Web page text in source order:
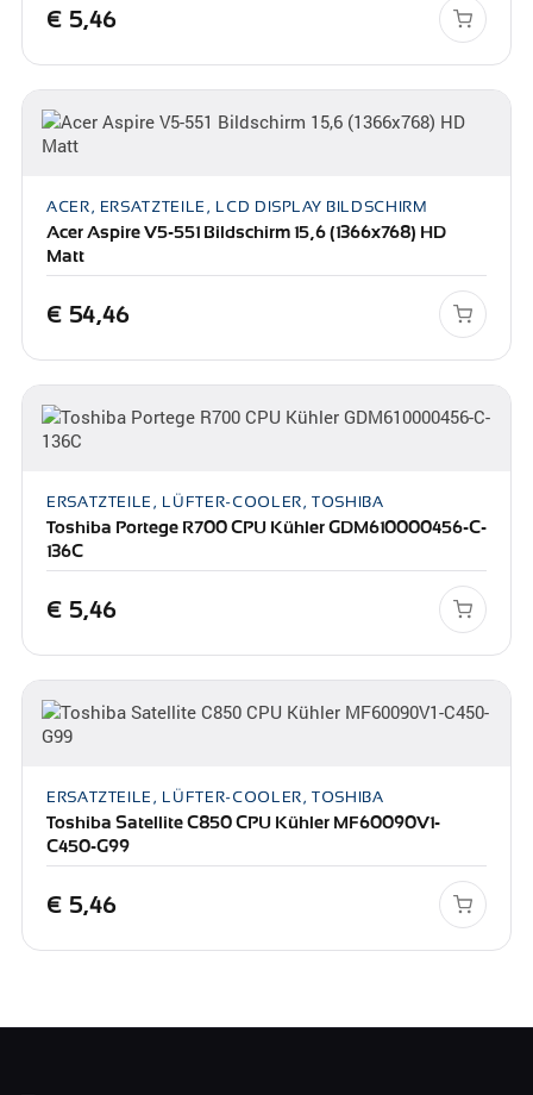
€ 5,46
ACER, ERSATZTEILE, LCD DISPLAY BILDSCHIRM
Acer Aspire V5-551 Bildschirm 15,6 (1366x768) HD
Matt
€ 54,46
ERSATZTEILE, LÜFTER-COOLER, TOSHIBA
Toshiba Portege R700 CPU Kühler GDM610000456-C-
136C
€ 5,46
ERSATZTEILE, LÜFTER-COOLER, TOSHIBA
Toshiba Satellite C850 CPU Kühler MF60090V1-
C450-G99
€ 5,46